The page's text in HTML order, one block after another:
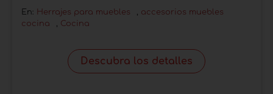
En: Herrajes para muebles , accesorios muebles
cocina
, Cocina
Descubra los detalles